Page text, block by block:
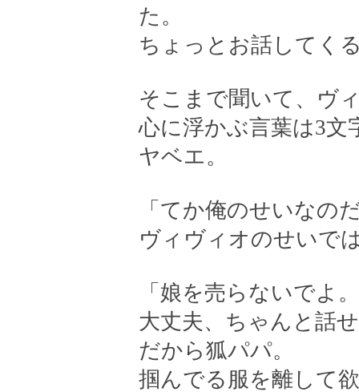
た。
ちょっとお話してく
そこまで聞いて、ヴ
心に浮かぶ言葉は3文
ヤベエ。
「てか俺のせいなの
ヴィヴィオのせいで
「娘を売らないでよ。
大丈夫、ちゃんと話
だから狐パパ。
掴んでる服を離して